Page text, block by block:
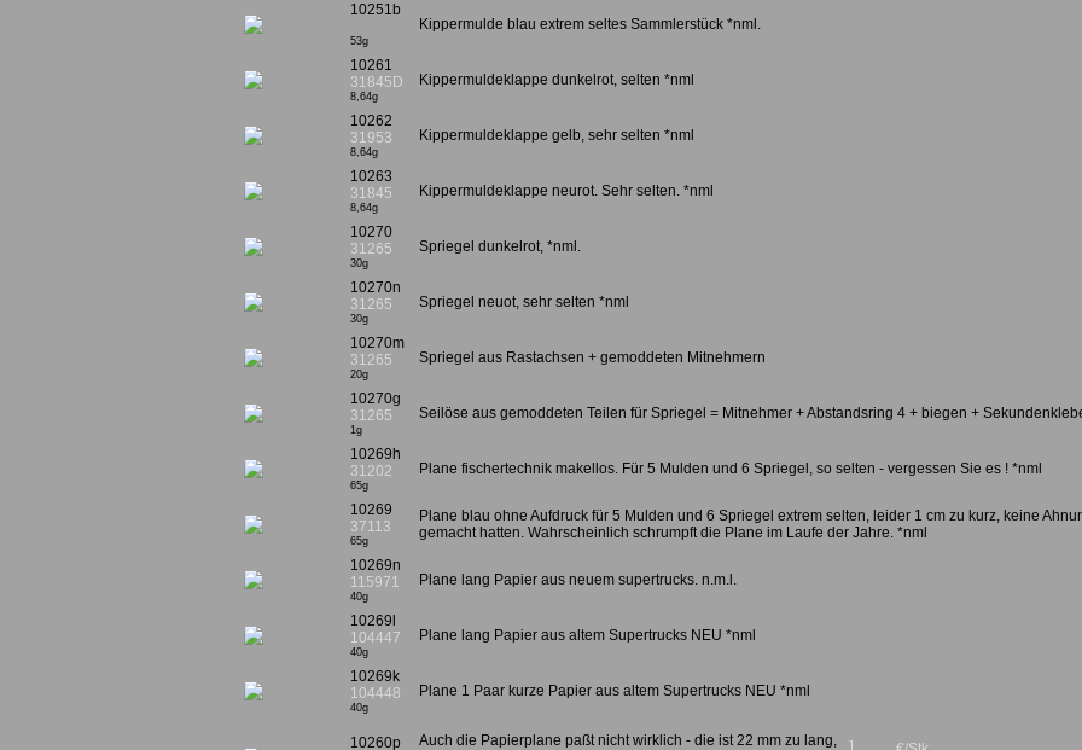
10251b
53g
Kippermulde blau extrem seltes Sammlerstück *nml.
10261
31845D
8,64g
Kippermuldeklappe dunkelrot, selten *nml
10262
31953
8,64g
Kippermuldeklappe gelb, sehr selten *nml
10263
31845
8,64g
Kippermuldeklappe neurot. Sehr selten. *nml
10270
31265
30g
Spriegel dunkelrot, *nml.
10270n
31265
30g
Spriegel neuot, sehr selten *nml
10270m
31265
20g
Spriegel aus Rastachsen + gemoddeten Mitnehmern
10270g
31265
1g
Seilöse aus gemoddeten Teilen für Spriegel = Mitnehmer + Abstandsring 4 + biegen +
10269h
31202
65g
Plane fischertechnik makellos. Für 5 Mulden und 6 Spriegel, so selten - vergessen Sie es ! *nml
10269
37113
65g
Plane blau ohne Aufdruck für 5 Mulden und 6 Spriegel extrem selten, leider 1 cm zu kurz, keine
gemacht hatten. Wahrscheinlich schrumpft die Plane im Laufe der Jahre. *nml
10269n
115971
40g
Plane lang Papier aus neuem supertrucks. n.m.l.
10269l
104447
40g
Plane lang Papier aus altem Supertrucks NEU *nml
10269k
104448
40g
Plane 1 Paar kurze Papier aus altem Supertrucks NEU *nml
10260p
Auch die Papierplane paßt nicht wirklich - die ist 22 mm zu lang,